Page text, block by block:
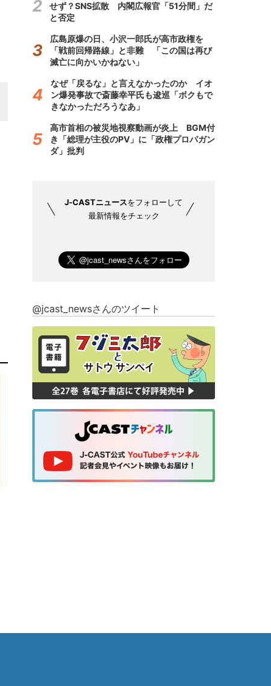
せず？SNS拡散 内閣広報官「51分間」だ
と否定
広島原爆の日、小沢一郎氏が高市政権を
「戦前回帰路線」と非難 「この国は再び
滅亡に向かいかねない」
なぜ「戻るな」と言えなかったのか イオ
ン爆発事故で斎藤幸平氏も逡巡「ボクもで
きなかっただろうなあ」
高市首相の被災地視察動画が炎上 BGM付
き「総理が主役のPV」に「政権プロパガン
ダ」批判
J-CASTニュースをフォローして
最新情報をチェック
@jcast_newsさんのツイート